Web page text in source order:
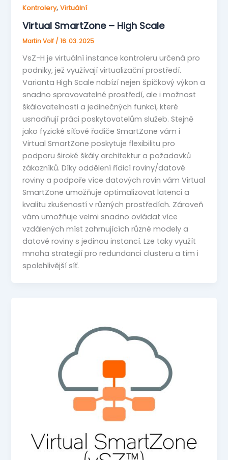
Kontrolery,Virtuální
Virtual SmartZone – High Scale
Martin Volf /16. 03. 2025
VsZ-H je virtuální instance kontroleru určená pro
podniky, jež využívají virtualizační prostředí.
Varianta High Scale nabízí nejen špičkový výkon a
snadno spravovatelné prostředí, ale i možnost
škálovatelnosti a jedinečných funkcí, které
usnadňují práci poskytovatelům služeb. Stejně
jako fyzické síťové řadiče SmartZone vám i
Virtual SmartZone poskytuje flexibilitu pro
podporu široké škály architektur a požadavků
zákazníků. Díky oddělení řídicí roviny/datové
roviny a podpoře více datových rovin vám Virtual
SmartZone umožňuje optimalizovat latenci a
kvalitu zkušeností v různých prostředích. Zároveň
vám umožňuje velmi snadno ovládat více
vzdálených míst zahrnujících různé modely a
datové roviny s jedinou instancí. Lze taky využít
mnoha strategií pro redundanci clusteru a tím i
spolehlivější síť.